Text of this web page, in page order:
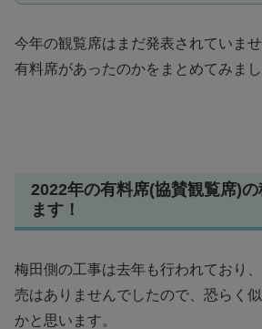
今年の観覧席はまだ発表されていま
有料席があったのかをまとめてみまし
2022年の有料席(協賛観覧席)
ます！
梅田側の工事は去年も行われており
売はありませんでしたので、恐らく
かと思います。